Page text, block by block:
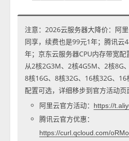
注意：2026云服务器大降价：阿
同享，续费也是99元1年；腾讯云
年；京东云服务器CPU内存带宽
从2核2G3M、2核4G5M、2核8G
8核16G、8核32G、16核32G、16
配置可选，详细移步到官方活动页
阿里云官方活动：
https://
腾讯云官方优惠：
https://curl.qcloud.com/